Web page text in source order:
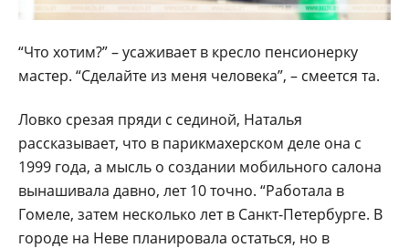
“Что хотим?” – усаживает в кресло пенсионерку
мастер. “Сделайте из меня человека”, – смеется та.
Ловко срезая пряди с сединой, Наталья
рассказывает, что в парикмахерском деле она с
1999 года, а мысль о создании мобильного салона
вынашивала давно, лет 10 точно. “Работала в
Гомеле, затем несколько лет в Санкт-Петербурге. В
городе на Неве планировала остаться, но в